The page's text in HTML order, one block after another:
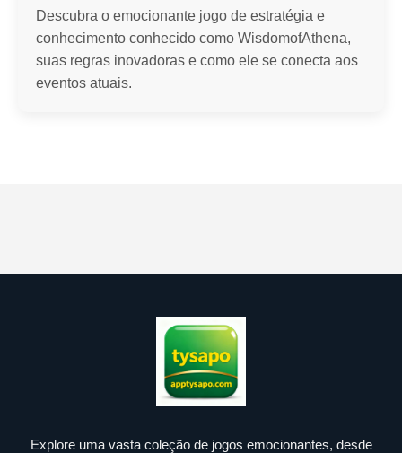
Descubra o emocionante jogo de estratégia e
conhecimento conhecido como WisdomofAthena,
suas regras inovadoras e como ele se conecta aos
eventos atuais.
Explore uma vasta coleção de jogos emocionantes, desde